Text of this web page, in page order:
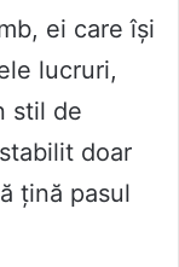
ei care își
lucruri,
stil de
doar
țină pasul